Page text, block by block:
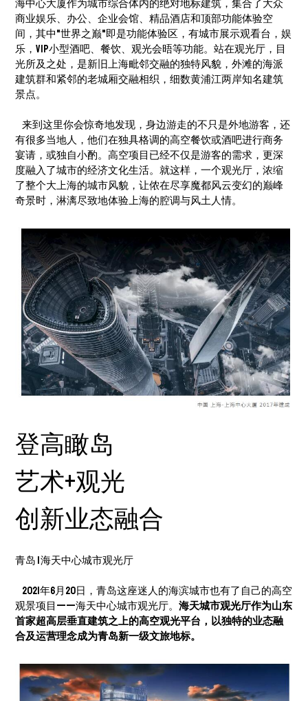
海中心大厦作为城市综合体内的绝对地标建筑，集合了大众
商业娱乐、办公、企业会馆、精品酒店和顶部功能体验空
间，其中"世界之巅"即是功能体验区，有城市展示观看台，娱
乐，VIP小型酒吧、餐饮、观光会晤等功能。站在观光厅，目
光所及之处，是新旧上海毗邻交融的独特风貌，外滩的海派
建筑群和紧邻的老城厢交融相织，细数黄浦江两岸知名建筑
景点。
来到这里你会惊奇地发现，身边游走的不只是外地游客，还
有很多当地人，他们在独具格调的高空餐饮或酒吧进行商务
宴请，或独自小酌。高空项目已经不仅是游客的需求，更深
度融入了城市的经济文化生活。就这样，一个观光厅，浓缩
了整个大上海的城市风貌，让侬在尽享魔都风云变幻的巅峰
奇景时，淋漓尽致地体验上海的腔调与风土人情。
登高瞰岛
艺术+观光
创新业态融合
青岛 | 海天中心城市观光厅
2021年6月20日，青岛这座迷人的海滨城市也有了自己的高空
观景项目——海天中心城市观光厅。海天城市观光厅作为山东
首家超高层垂直建筑之上的高空观光平台，以独特的业态融
合及运营理念成为青岛新一级文旅地标。